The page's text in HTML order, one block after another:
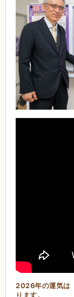
2026年の運気は
ります。